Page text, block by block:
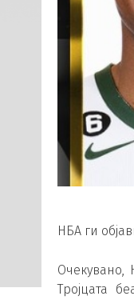
НБА ги
Очекувано,
Тројцата